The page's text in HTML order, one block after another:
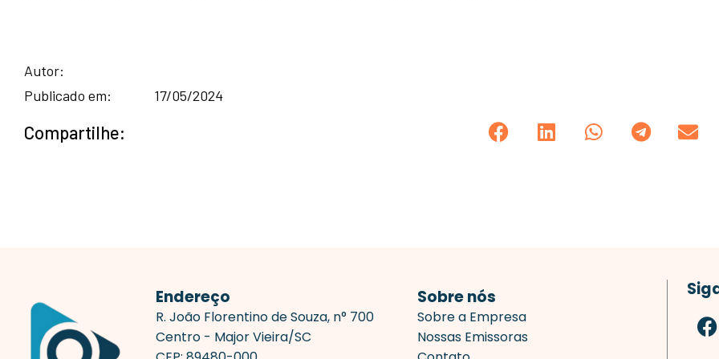
Autor:
Publicado em:
17/05/2024
Compartilhe:
Endereço
R. João Florentino de Souza, n° 700
Centro - Major Vieira/SC
Sobre nós
Sobre a Empresa
Nossas Emissoras
F
a